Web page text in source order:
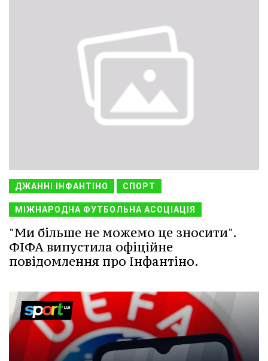
ДЖАННІ ІНФАНТІНО СПОРТ
МІЖНАРОДНА ФУТБОЛЬНА АСОЦІАЦІЯ
"Ми більше не можемо це зносити".
ФІФА випустила офіційне
повідомлення про Інфантіно.